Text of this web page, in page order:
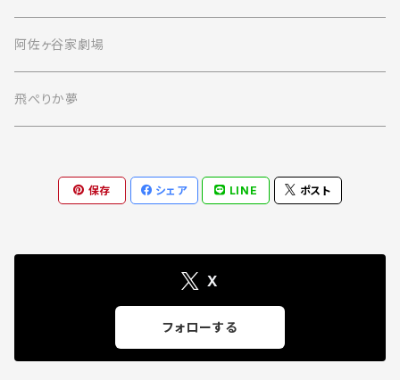
阿佐ヶ谷家劇場
飛ぺりか夢
保存 シェア LINE ポスト
X
フォローする